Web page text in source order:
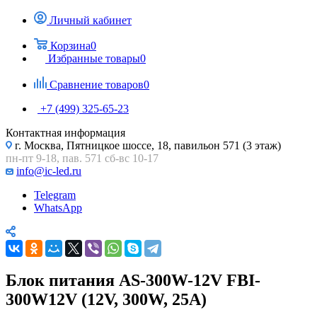
Личный кабинет
Корзина0
Избранные товары0
Сравнение товаров0
+7 (499) 325-65-23
Контактная информация
г. Москва, Пятницкое шоссе, 18, павильон 571 (3 этаж)
пн-пт 9-18, пав. 571 сб-вс 10-17
info@ic-led.ru
Telegram
WhatsApp
Блок питания AS-300W-12V FBI-
300W12V (12V, 300W, 25A)